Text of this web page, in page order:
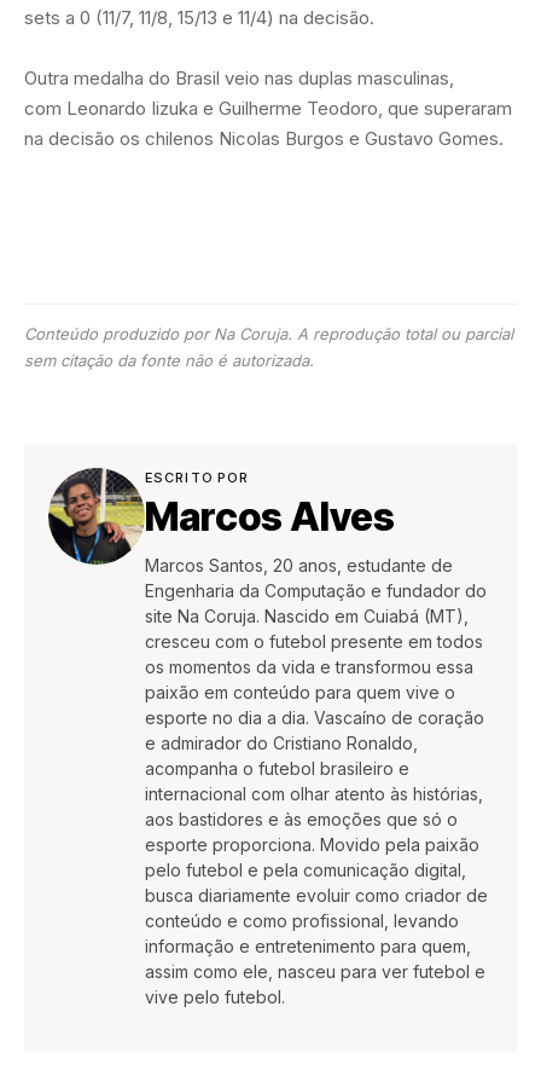
sets a 0 (11/7, 11/8, 15/13 e 11/4) na decisão.
Outra medalha do Brasil veio nas duplas masculinas,
com Leonardo Iizuka e Guilherme Teodoro, que superaram
na decisão os chilenos Nicolas Burgos e Gustavo Gomes.
Conteúdo produzido por Na Coruja. A reprodução total ou parcial
sem citação da fonte não é autorizada.
ESCRITO POR
Marcos Alves
Marcos Santos, 20 anos, estudante de
Engenharia da Computação e fundador do
site Na Coruja. Nascido em Cuiabá (MT),
cresceu com o futebol presente em todos
os momentos da vida e transformou essa
paixão em conteúdo para quem vive o
esporte no dia a dia. Vascaíno de coração
e admirador do Cristiano Ronaldo,
acompanha o futebol brasileiro e
internacional com olhar atento às histórias,
aos bastidores e às emoções que só o
esporte proporciona. Movido pela paixão
pelo futebol e pela comunicação digital,
busca diariamente evoluir como criador de
conteúdo e como profissional, levando
informação e entretenimento para quem,
assim como ele, nasceu para ver futebol e
vive pelo futebol.